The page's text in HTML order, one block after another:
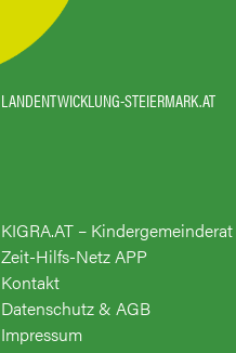
LANDENTWICKLUNG-STEIERMARK.AT
KIGRA.AT –
Zeit-Hilfs-Netz APP
Kontakt
Datenschutz & AGB
Impressum